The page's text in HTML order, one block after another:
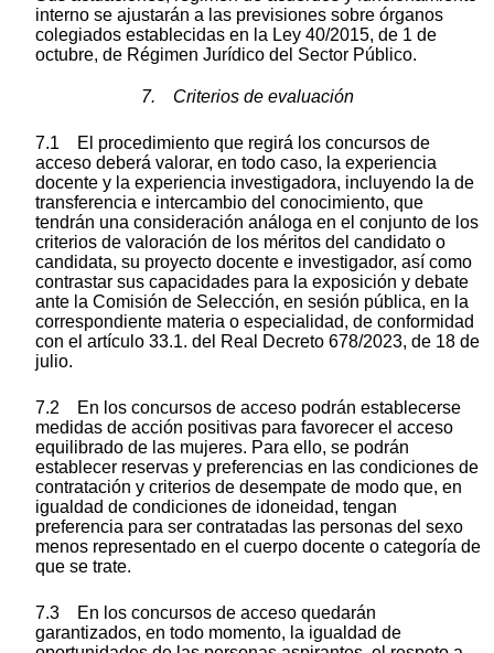
interno se ajustarán a las previsiones sobre órganos
colegiados establecidas en la Ley 40/2015, de 1 de
octubre, de Régimen Jurídico del Sector Público.
7. Criterios de evaluación
7.1 El procedimiento que regirá los concursos de
acceso deberá valorar, en todo caso, la experiencia
docente y la experiencia investigadora, incluyendo la de
transferencia e intercambio del conocimiento, que
tendrán una consideración análoga en el conjunto de los
criterios de valoración de los méritos del candidato o
candidata, su proyecto docente e investigador, así como
contrastar sus capacidades para la exposición y debate
ante la Comisión de Selección, en sesión pública, en la
correspondiente materia o especialidad, de conformidad
con el artículo 33.1. del Real Decreto 678/2023, de 18 de
julio.
7.2 En los concursos de acceso podrán establecerse
medidas de acción positivas para favorecer el acceso
equilibrado de las mujeres. Para ello, se podrán
establecer reservas y preferencias en las condiciones de
contratación y criterios de desempate de modo que, en
igualdad de condiciones de idoneidad, tengan
preferencia para ser contratadas las personas del sexo
menos representado en el cuerpo docente o categoría de
que se trate.
7.3 En los concursos de acceso quedarán
garantizados, en todo momento, la igualdad de